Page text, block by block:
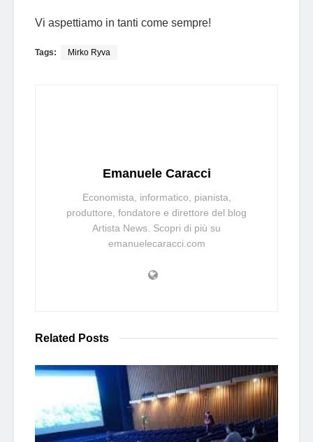
Vi aspettiamo in tanti come sempre!
Tags: Mirko Ryva
Emanuele Caracci
Economista, informatico, pianista,
produttore, fondatore e direttore del blog
Artista News. Scopri di più su
emanuelecaracci.com
Related Posts